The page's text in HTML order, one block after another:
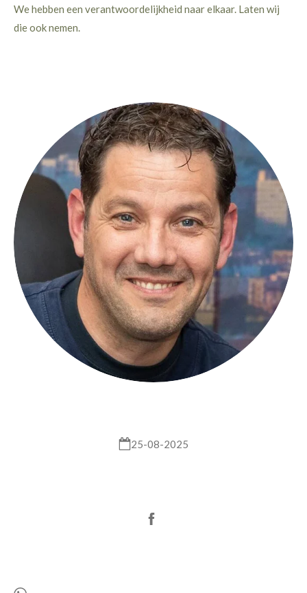
We hebben een verantwoordelijkheid naar elkaar. Laten wij
die ook nemen.
25-08-2025